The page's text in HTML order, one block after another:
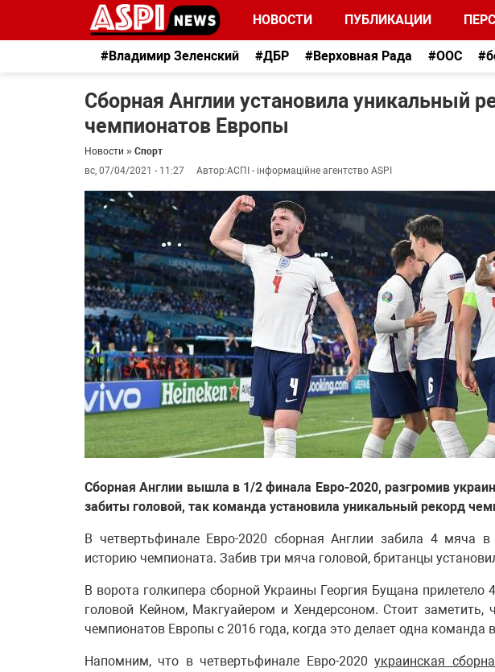
НОВОСТИ ПУБЛИКАЦИИ
#Владимир Зеленский #ДБР #Верховная Рада #ООС
Сборная Англии установила уникальный
чемпионатов Европы
Новости » Спорт
вс, 07/04/2021 - 11:27
Автор:АСПІ - інформаційне агентство ASPI
Сборная Англии вышла в 1/2 финала Евро-2020, разгромив
забиты головой, так команда установила уникальный рекорд
В четвертьфинале Евро-2020 сборная Англии забила 4 мяча в
историю чемпионата. Забив три мяча головой, британцы
В ворота голкипера сборной Украины Георгия Бущана
головой Кейном, Макгуайером и Хендерсоном. Стоит заметить,
чемпионатов Европы с 2016 года, когда это делает одна команда
Напомним, что в четвертьфинале Евро-2020украинская